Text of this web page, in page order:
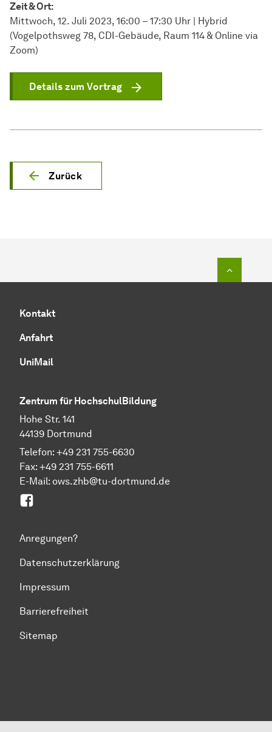
Zeit & Ort:
Mittwoch, 12. Juli 2023, 16:00 – 17:30 Uhr | Hybrid
(Vogelpothsweg 78, CDI-Gebäude, Raum 114 & Online via
Zoom)
Details zum Vortrag
Zurück
Kontakt
Anfahrt
UniMail
Zentrum für HochschulBildung
Hohe Str. 141
44139 Dortmund
Telefon: +49 231 755-6630
Fax: +49 231 755-6611
E-Mail: ows.zhb@tu-dortmund.de
Anregungen?
Datenschutzerklärung
Impressum
Barrierefreiheit
Sitemap